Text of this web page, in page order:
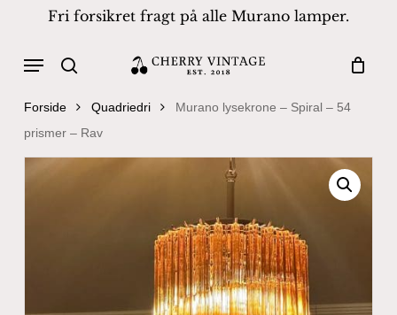
content
Fri forsikret fragt på alle Murano lamper.
Productssearch
Menu
Forside Quadriedri
Murano lysekrone – Spiral – 54
prismer – Rav